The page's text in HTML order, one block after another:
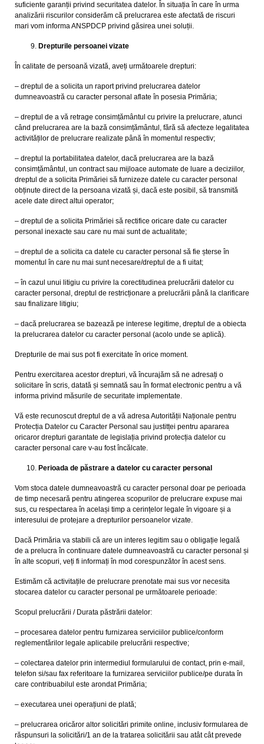
suficiente garanții privind securitatea datelor. În situația în care în urma
analizării riscurilor considerăm că prelucrarea este afectată de riscuri
mari vom informa ANSPDCP privind găsirea unei soluții.
Drepturile persoanei vizate
În calitate de persoană vizată, aveți următoarele drepturi:
– dreptul de a solicita un raport privind prelucrarea datelor
dumneavoastră cu caracter personal aflate în posesia Primăria;
– dreptul de a vă retrage consimțământul cu privire la prelucrare, atunci
când prelucrarea are la bază consimțământul, fără să afecteze legalitatea
activităților de prelucrare realizate până în momentul respectiv;
– dreptul la portabilitatea datelor, dacă prelucrarea are la bază
consimțământul, un contract sau mijloace automate de luare a deciziilor,
dreptul de a solicita Primăriei să furnizeze datele cu caracter personal
obținute direct de la persoana vizată și, dacă este posibil, să transmită
acele date direct altui operator;
– dreptul de a solicita Primăriei să rectifice oricare date cu caracter
personal inexacte sau care nu mai sunt de actualitate;
– dreptul de a solicita ca datele cu caracter personal să fie șterse în
momentul în care nu mai sunt necesare/dreptul de a fi uitat;
– în cazul unui litigiu cu privire la corectitudinea prelucrării datelor cu
caracter personal, dreptul de restricționare a prelucrării până la clarificare
sau finalizare litigiu;
– dacă prelucrarea se bazează pe interese legitime, dreptul de a obiecta
la prelucrarea datelor cu caracter personal (acolo unde se aplică).
Drepturile de mai sus pot fi exercitate în orice moment.
Pentru exercitarea acestor drepturi, vă încurajăm să ne adresați o
solicitare în scris, datată și semnată sau în format electronic pentru a vă
informa privind măsurile de securitate implementate.
Vă este recunoscut dreptul de a vă adresa Autorității Naționale pentru
Protecția Datelor cu Caracter Personal sau justitței pentru apararea
oricaror drepturi garantate de legislația privind protecția datelor cu
caracter personal care v-au fost încălcate.
Perioada de păstrare a datelor cu caracter personal
Vom stoca datele dumneavoastră cu caracter personal doar pe perioada
de timp necesară pentru atingerea scopurilor de prelucrare expuse mai
sus, cu respectarea în același timp a cerințelor legale în vigoare și a
interesului de protejare a drepturilor persoanelor vizate.
Dacă Primăria va stabili că are un interes legitim sau o obligație legală
de a prelucra în continuare datele dumneavoastră cu caracter personal și
în alte scopuri, veți fi informați în mod corespunzător în acest sens.
Estimăm că activitațile de prelucrare prenotate mai sus vor necesita
stocarea datelor cu caracter personal pe următoarele perioade:
Scopul prelucrării / Durata păstrării datelor:
– procesarea datelor pentru furnizarea serviciilor publice/conform
reglementărilor legale aplicabile prelucrării respective;
– colectarea datelor prin intermediul formularului de contact, prin e-mail,
telefon si/sau fax referitoare la furnizarea serviciilor publice/pe durata în
care contribuabilul este arondat Primăria;
– executarea unei operațiuni de plată;
– prelucrarea oricăror altor solicitări primite online, inclusiv formularea de
răspunsuri la solicitări/1 an de la tratarea solicitării sau atât cât prevede